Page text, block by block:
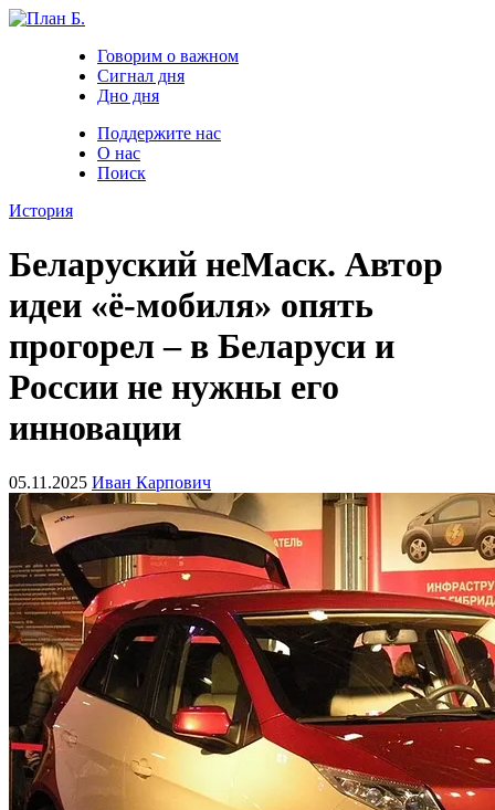
Говорим о важном
Сигнал дня
Дно дня
Поддержите нас
О нас
Поиск
История
Беларуский неМаск. Автор
идеи «ё-мобиля» опять
прогорел – в Беларуси и
России не нужны его
инновации
05.11.2025 Иван Карпович